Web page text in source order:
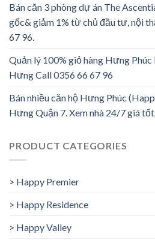
Bán căn 3 phòng dự án The
gốc& giảm 1% từ chủ đầu tư, nội
67 96.
Quản lý 100% giỏ hàng Hưng
Hưng Call 0356 66 67 96
Bán nhiều căn hộ Hưng Phúc
Hưng Quận 7. Xem nhà 24/7 giá
PRODUCT CATEGORIES
> Happy Premier
> Happy Residence
> Happy Valley